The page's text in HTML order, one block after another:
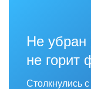
Не убран
не горит
Столкнулись